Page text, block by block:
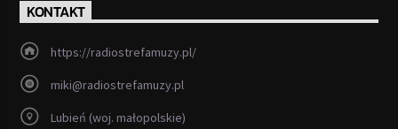
KONTAKT
https://radiostrefamuzy.pl/
miki@radiostrefamuzy.pl
Lubień (woj. małopolskie)